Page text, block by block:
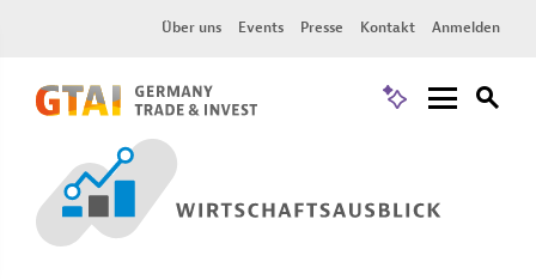
Über uns Events Presse Kontakt Anmelden